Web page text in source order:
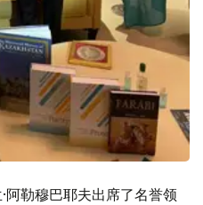
阿勒穆巴耶夫出席了名誉领